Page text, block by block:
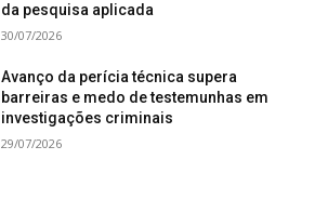
da pesquisa aplicada
30/07/2026
Avanço da perícia técnica supera
barreiras e medo de testemunhas em
investigações criminais
29/07/2026